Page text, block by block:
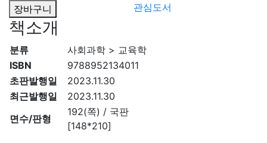
장바구니
관심도서
책소개
분류
사회과학 > 교육학
ISBN
9788952134011
초판발행일
2023.11.30
최근발행일
2023.11.30
면수/판형
192(쪽) / 국판
[148*210]